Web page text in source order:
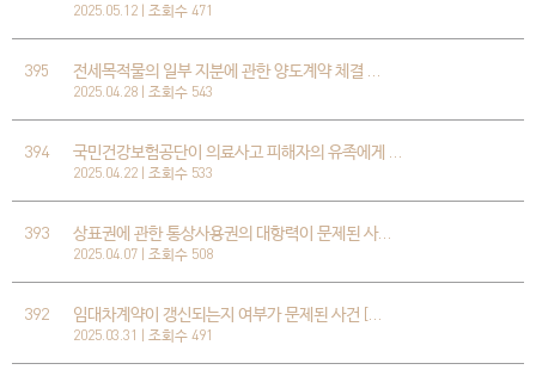
2025.05.12 | 조회수 471
395 전세목적물의 일부 지분에 관한 양도계약 체결 …
2025.04.28 | 조회수 543
394 국민건강보험공단이 의료사고 피해자의 유족에게 …
2025.04.22 | 조회수 533
393 상표권에 관한 통상사용권의 대항력이 문제된 사…
2025.04.07 | 조회수 508
392 임대차계약이 갱신되는지 여부가 문제된 사건 […
2025.03.31 | 조회수 491